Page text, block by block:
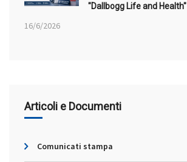
"Dallbogg Life and Health"
16/6/2026
Articoli e Documenti
Comunicati stampa